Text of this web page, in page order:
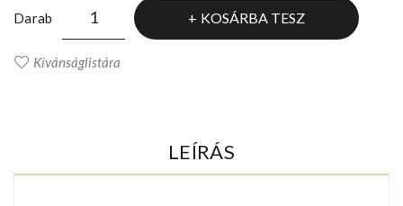
Darab KOSÁRBA TESZ
Kívánságlistára
LEÍRÁS